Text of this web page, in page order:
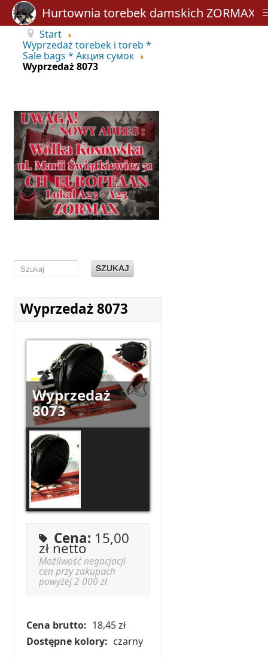
Start
Wyprzedaż torebek i toreb *
Sale bags * Акция сумок
Wyprzedaż 8073
SZUKAJ
Wyprzedaż 8073
Wyprzedaż
8073
Cena: 15,00
zł netto
Możliwość negocjacji
cen przy zakupach
powyżej 2 000 zł
Cena brutto: 18,45 zł
Dostępne kolory: czarny
Hurtownia torebek damskich ZORMAX